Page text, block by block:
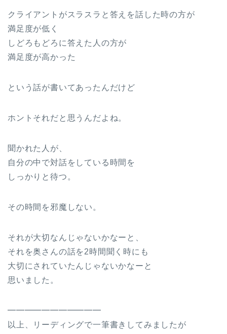
クライアントがスラスラと答えを話した時の方が
満足度が低く
しどろもどろに答えた人の方が
満足度が高かった
という話が書いてあったんだけど
ホントそれだと思うんだよね。
聞かれた人が、
自分の中で対話をしている時間を
しっかりと待つ。
その時間を邪魔しない。
それが大切なんじゃないかなーと、
それを奥さんの話を2時間聞く時にも
大切にされていたんじゃないかなーと
思いました。
━━━━━━━━━━━
以上、リーディングで一筆書きしてみましたが